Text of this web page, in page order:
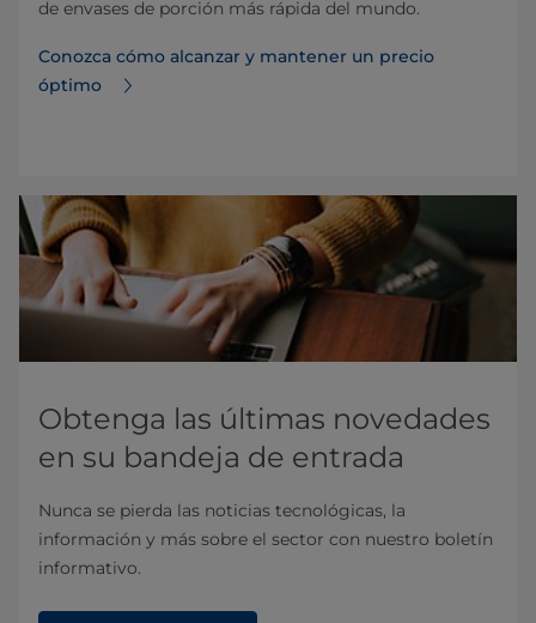
de envases de porción más rápida del mundo.
Conozca cómo alcanzar y mantener un precio
óptimo
Obtenga las últimas novedades
en su bandeja de entrada
Nunca se pierda las noticias tecnológicas, la
información y más sobre el sector con nuestro boletín
informativo.